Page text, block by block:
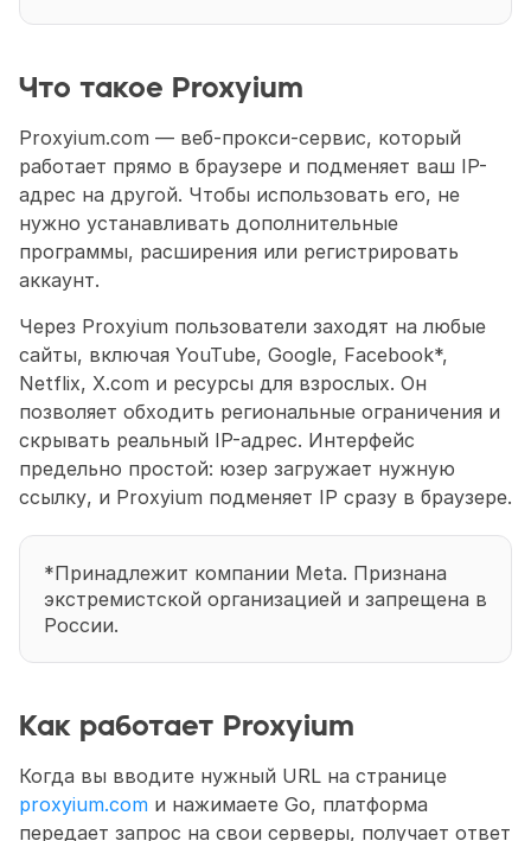
Что такое Proxyium
Proxyium.com — веб-прокси-сервис, который
работает прямо в браузере и подменяет ваш IP-
адрес на другой. Чтобы использовать его, не
нужно устанавливать дополнительные
программы, расширения или регистрировать
аккаунт.
Через Proxyium пользователи заходят на любые
сайты, включая YouTube, Google, Facebook*,
Netflix, X.com и ресурсы для взрослых. Он
позволяет обходить региональные ограничения и
скрывать реальный IP-адрес. Интерфейс
предельно простой: юзер загружает нужную
ссылку, и Proxyium подменяет IP сразу в браузере.
*Принадлежит компании Meta. Признана
экстремистской организацией и запрещена в
России.
Как работает Proxyium
proxyium.com и нажимаете Go, платформа
передает запрос на свои серверы, получает ответ